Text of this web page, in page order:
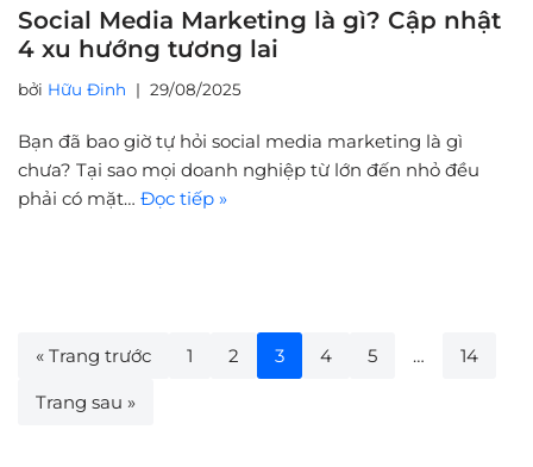
Social Media Marketing là gì? Cập nhật
4 xu hướng tương lai
bởi Hữu Đinh 29/08/2025
Bạn đã bao giờ tự hỏi social media marketing là gì
chưa? Tại sao mọi doanh nghiệp từ lớn đến nhỏ đều
phải có mặt… Đọc tiếp »
« Trang trước 1 2 3 4 5 … 14
Trang sau »